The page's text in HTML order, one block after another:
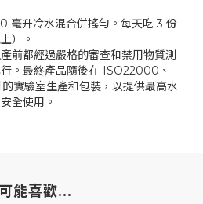
毫升冷水混合併搖勻。每天吃 3 份
）。
前都經過嚴格的審查和禁用物質測
。最終產品隨後在 ISO22000、
實驗室生產和包裝，以提供最高水
全使用。
能喜歡...